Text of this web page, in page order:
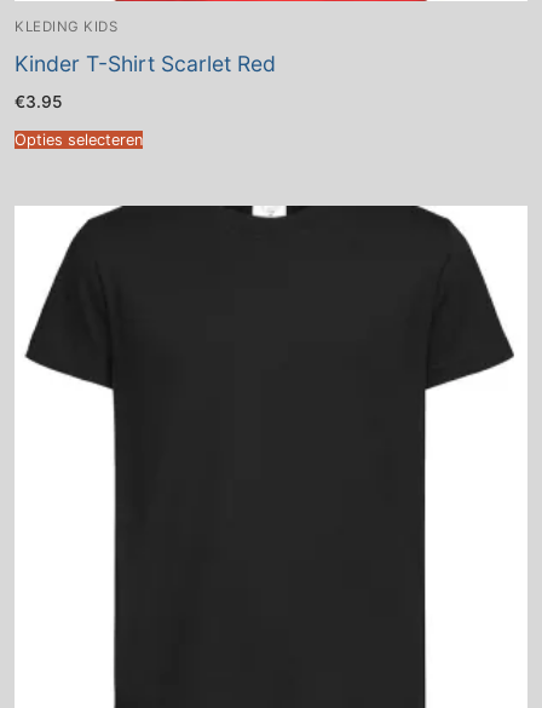
KLEDING KIDS
Kinder T-Shirt Scarlet Red
€3.95
Opties selecteren